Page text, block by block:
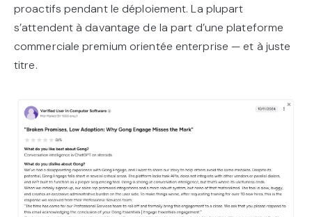
proactifs pendant le déploiement. La plupart
s’attendent à davantage de la part d’une plateforme
commerciale premium orientée enterprise — et à juste
titre.